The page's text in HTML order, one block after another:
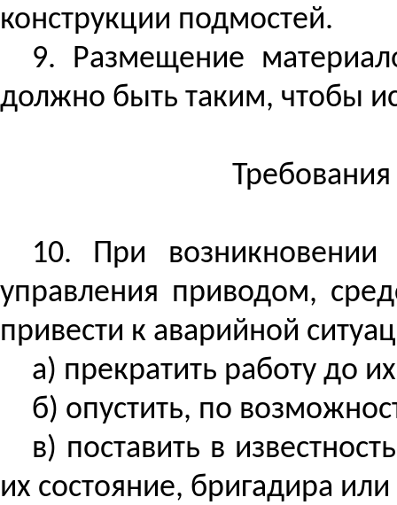
конструкции подмостей.
9. Размещение
должно быть таким, чтобы
10. При возникновении
управления приводом,
привести к аварийной
а) прекратить работу до
б) опустить, по
в) поставить в
их состояние, бригадира